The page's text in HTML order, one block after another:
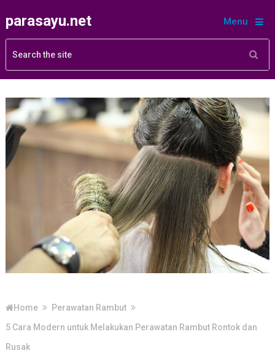
parasayu.net Menu
Home
Perawatan Rambut
5 Cara Modern untuk Melakukan Perawatan Rambut Rontok dan
Rusak